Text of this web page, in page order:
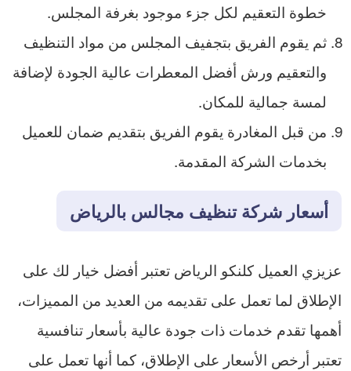
خطوة التعقيم لكل جزء موجود بغرفة المجلس.
ثم يقوم الفريق بتجفيف المجلس من مواد التنظيف
والتعقيم ورش أفضل المعطرات عالية الجودة لإضافة
لمسة جمالية للمكان.
من قبل المغادرة يقوم الفريق بتقديم ضمان للعميل
بخدمات الشركة المقدمة.
أسعار شركة تنظيف مجالس بالرياض
عزيزي العميل كلنكو الرياض تعتبر أفضل خيار لك على
الإطلاق لما تعمل على تقديمه من العديد من المميزات،
أهمها تقدم خدمات ذات جودة عالية بأسعار تنافسية
تعتبر أرخص الأسعار على الإطلاق، كما أنها تعمل على